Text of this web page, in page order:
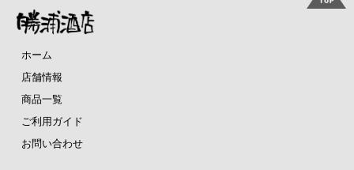
ホーム
店舗情報
商品一覧
ご利用ガイド
お問い合わせ